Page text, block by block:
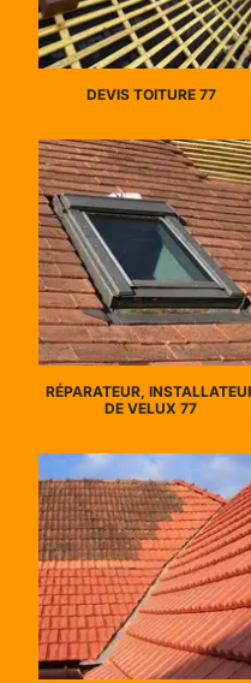
DEVIS TOITURE 77
RÉPARATEUR,
DE VELUX 77